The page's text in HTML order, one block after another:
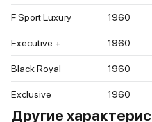
F Sport Luxury 1960
Executive + 1960
Black Royal 1960
Exclusive 1960
Другие